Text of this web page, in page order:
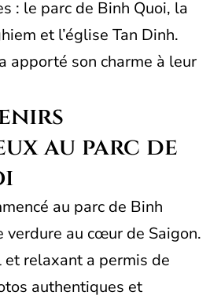
: le parc de Binh Quoi, la
et l’église Tan Dinh.
apporté son charme à leur
au parc de
au parc de Binh
verdure au cœur de Saigon.
et relaxant a permis de
authentiques et